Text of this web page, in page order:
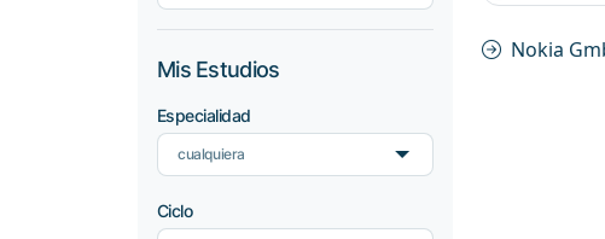
Mis Estudios
Especialidad
cualquiera
Ciclo
Nokia